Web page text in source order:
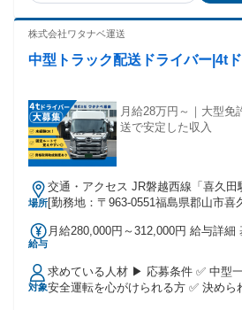
理上での可能な希望運行 ✨その他運行手当も充実！ ▶宿泊費
用手当 ・関東：1日／1,500円 ・近畿：1日／2,000円 ・福島
隣県：1日／1,000円 ※社内ルールに沿って支給 ▶バラ積み・
バラ卸し手当 ・大型：1回／3,000円 ※社内ルールに沿って支
給
ン歓迎 ※69歳以下の方（定年の為） ＊ーーーーーーーーーー
株式会社ワタナベ運送
中型トラック配送ドライバー|4t
月給28万円～｜大型免
送で安定した収入
場所
交通・アクセス JR磐越西線「喜久田
[勤務地：〒963-0551福島県郡山市喜
給与
月給280,000円～312,000円 給与詳細
払われる通勤・皆勤・家族手当金額
われるその他手当金額：なし 試用・研修期間：2ヶ月 試用・
研修期間の条件：本採用と同じ
対象
求めている人材 ▶ 応募条件 ✅ 中型
安全運転を心がけられる方 ✅ 決めら